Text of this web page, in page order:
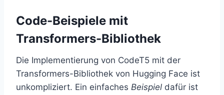
Code-Beispiele mit
Transformers-Bibliothek
Die Implementierung von CodeT5 mit der
Transformers-Bibliothek von Hugging Face ist
unkompliziert. Ein einfaches Beispiel dafür ist